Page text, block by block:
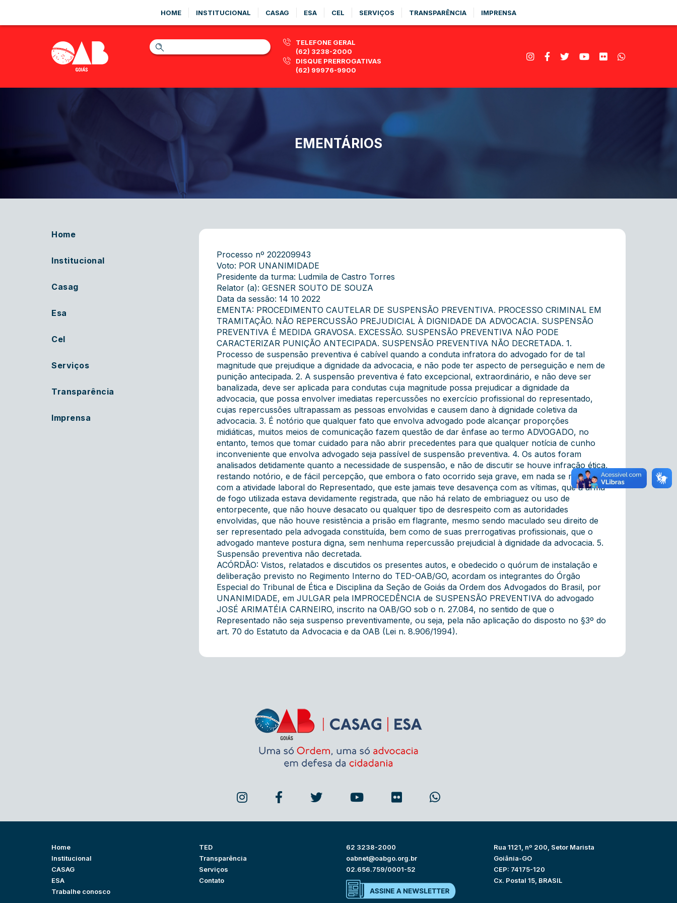
HOME INSTITUCIONAL CASAG ESA CEL SERVIÇOS TRANSPARÊNCIA IMPRENSA
TELEFONE GERAL
(62) 3238-2000
DISQUE PRERROGATIVAS
(62) 99976-9900
EMENTÁRIOS
Home
Institucional
Casag
Esa
Cel
Serviços
Transparência
Imprensa
Processo nº 202209943
Voto: POR UNANIMIDADE
Presidente da turma: Ludmila de Castro Torres
Relator (a): GESNER SOUTO DE SOUZA
Data da sessão: 14 10 2022
EMENTA: PROCEDIMENTO CAUTELAR DE SUSPENSÃO PREVENTIVA. PROCESSO CRIMINAL EM
TRAMITAÇÃO. NÃO REPERCUSSÃO PREJUDICIAL À DIGNIDADE DA ADVOCACIA. SUSPENSÃO
PREVENTIVA É MEDIDA GRAVOSA. EXCESSÃO. SUSPENSÃO PREVENTIVA NÃO PODE
CARACTERIZAR PUNIÇÃO ANTECIPADA. SUSPENSÃO PREVENTIVA NÃO DECRETADA. 1.
Processo de suspensão preventiva é cabível quando a conduta infratora do advogado for de tal
magnitude que prejudique a dignidade da advocacia, e não pode ter aspecto de perseguição e nem de
punição antecipada. 2. A suspensão preventiva é fato excepcional, extraordinário, e não deve ser
banalizada, deve ser aplicada para condutas cuja magnitude possa prejudicar a dignidade da
advocacia, que possa envolver imediatas repercussões no exercício profissional do representado,
cujas repercussões ultrapassam as pessoas envolvidas e causem dano à dignidade coletiva da
advocacia. 3. É notório que qualquer fato que envolva advogado pode alcançar proporções
midiáticas, muitos meios de comunicação fazem questão de dar ênfase ao termo ADVOGADO, no
entanto, temos que tomar cuidado para não abrir precedentes para que qualquer notícia de cunho
inconveniente que envolva advogado seja passível de suspensão preventiva. 4. Os autos foram
analisados detidamente quanto a necessidade de suspensão, e não de discutir se houve infração ética,
restando notório, e de fácil percepção, que embora o fato ocorrido seja grave, em nada se relaciona
com a atividade laboral do Representado, que este jamais teve desavença com as vítimas, que a arma
de fogo utilizada estava devidamente registrada, que não há relato de embriaguez ou uso de
entorpecente, que não houve desacato ou qualquer tipo de desrespeito com as autoridades
envolvidas, que não houve resistência a prisão em flagrante, mesmo sendo maculado seu direito de
ser representado pela advogada constituída, bem como de suas prerrogativas profissionais, que o
advogado manteve postura digna, sem nenhuma repercussão prejudicial à dignidade da advocacia. 5.
Suspensão preventiva não decretada.
ACÓRDÃO: Vistos, relatados e discutidos os presentes autos, e obedecido o quórum de instalação e
deliberação previsto no Regimento Interno do TED-OAB/GO, acordam os integrantes do Órgão
Especial do Tribunal de Ética e Disciplina da Seção de Goiás da Ordem dos Advogados do Brasil, por
UNANIMIDADE, em JULGAR pela IMPROCEDÊNCIA de SUSPENSÃO PREVENTIVA do advogado
JOSÉ ARIMATÉIA CARNEIRO, inscrito na OAB/GO sob o n. 27.084, no sentido de que o
Representado não seja suspenso preventivamente, ou seja, pela não aplicação do disposto no §3º do
art. 70 do Estatuto da Advocacia e da OAB (Lei n. 8.906/1994).
Home
Institucional
CASAG
ESA
Trabalhe conosco
TED
Transparência
Serviços
Contato
62 3238-2000
oabnet@oabgo.org.br
02.656.759/0001-52
Rua 1121, nº 200, Setor Marista
Goiânia-GO
CEP: 74175-120
Cx. Postal 15, BRASIL